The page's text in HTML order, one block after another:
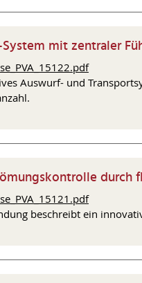
mit zentraler
Auswurf- und
durch
beschreibt ein